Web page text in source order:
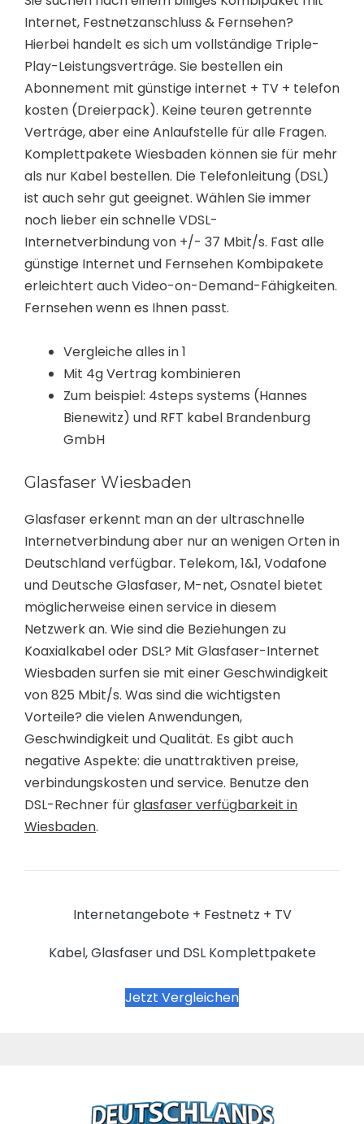
Internet, Festnetzanschluss & Fernsehen?
Hierbei handelt es sich um vollständige Triple-
Play-Leistungsverträge. Sie bestellen ein
Abonnement mit günstige internet + TV + telefon
kosten (Dreierpack). Keine teuren getrennte
Verträge, aber eine Anlaufstelle für alle Fragen.
Komplettpakete Wiesbaden können sie für mehr
als nur Kabel bestellen. Die Telefonleitung (DSL)
ist auch sehr gut geeignet. Wählen Sie immer
noch lieber ein schnelle VDSL-
Internetverbindung von +/- 37 Mbit/s. Fast alle
günstige Internet und Fernsehen Kombipakete
erleichtert auch Video-on-Demand-Fähigkeiten.
Fernsehen wenn es Ihnen passt.
Vergleiche alles in 1
Mit 4g Vertrag kombinieren
Zum beispiel: 4steps systems (Hannes
Bienewitz) und RFT kabel Brandenburg
GmbH
Glasfaser Wiesbaden
Glasfaser erkennt man an der ultraschnelle
Internetverbindung aber nur an wenigen Orten in
Deutschland verfügbar. Telekom, 1&1, Vodafone
und Deutsche Glasfaser, M-net, Osnatel bietet
möglicherweise einen service in diesem
Netzwerk an. Wie sind die Beziehungen zu
Koaxialkabel oder DSL? Mit Glasfaser-Internet
Wiesbaden surfen sie mit einer Geschwindigkeit
von 825 Mbit/s. Was sind die wichtigsten
Vorteile? die vielen Anwendungen,
Geschwindigkeit und Qualität. Es gibt auch
negative Aspekte: die unattraktiven preise,
verbindungskosten und service. Benutze den
DSL-Rechner fürglasfaser verfügbarkeit in
Wiesbaden.
Internetangebote + Festnetz + TV
Kabel, Glasfaser und DSL Komplettpakete
Jetzt Vergleichen